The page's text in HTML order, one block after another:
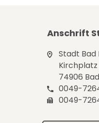
Anschrift
Stadt Bad
74906
0049-
0049-